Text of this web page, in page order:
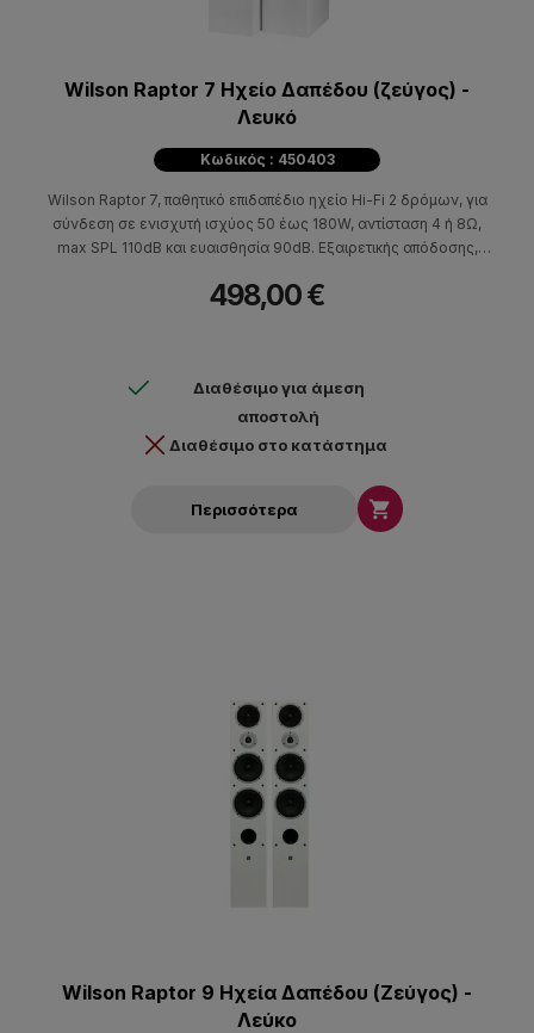
Wilson Raptor 7 Ηχείο Δαπέδου (ζεύγος) -
Λευκό
Κωδικός : 450403
Wilson Raptor 7, παθητικό επιδαπέδιο ηχείο Hi-Fi 2 δρόμων, για
σύνδεση σε ενισχυτή ισχύος 50 έως 180W, αντίσταση 4 ή 8Ω,
max SPL 110dB και ευαισθησία 90dB. Εξαιρετικής απόδοσης,
κινηματογράφου και λάτρεις του ποιοτικού ήχου.
498,00 €
Διαθέσιμο για άμεση
αποστολή
Διαθέσιμο στο κατάστημα
Περισσότερα 
Wilson Raptor 9 Ηχεία Δαπέδου (Zεύγος) -
Λεύκο